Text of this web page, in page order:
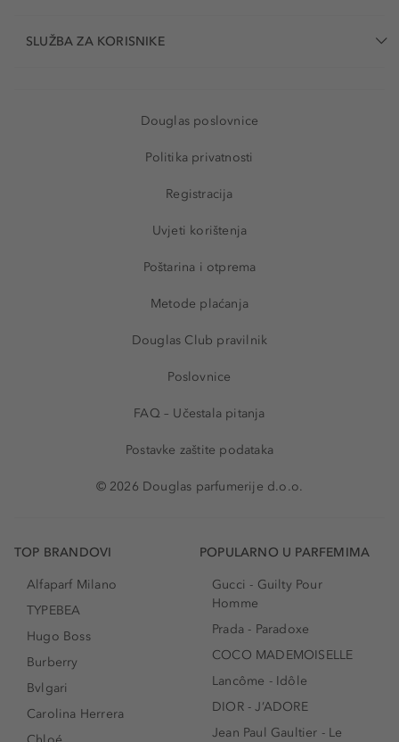
SLUŽBA ZA KORISNIKE
Douglas poslovnice
Politika privatnosti
Registracija
Uvjeti korištenja
Poštarina i otprema
Metode plaćanja
Douglas Club pravilnik
Poslovnice
FAQ – Učestala pitanja
Postavke zaštite podataka
© 2026 Douglas parfumerije d.o.o.
TOP BRANDOVI
Alfaparf Milano
TYPEBEA
Hugo Boss
Burberry
Bvlgari
Carolina Herrera
POPULARNO U PARFEMIMA
Gucci - Guilty Pour
Homme
Prada - Paradoxe
COCO MADEMOISELLE
Lancôme - Idôle
DIOR - J’ADORE
Jean Paul Gaultier - Le